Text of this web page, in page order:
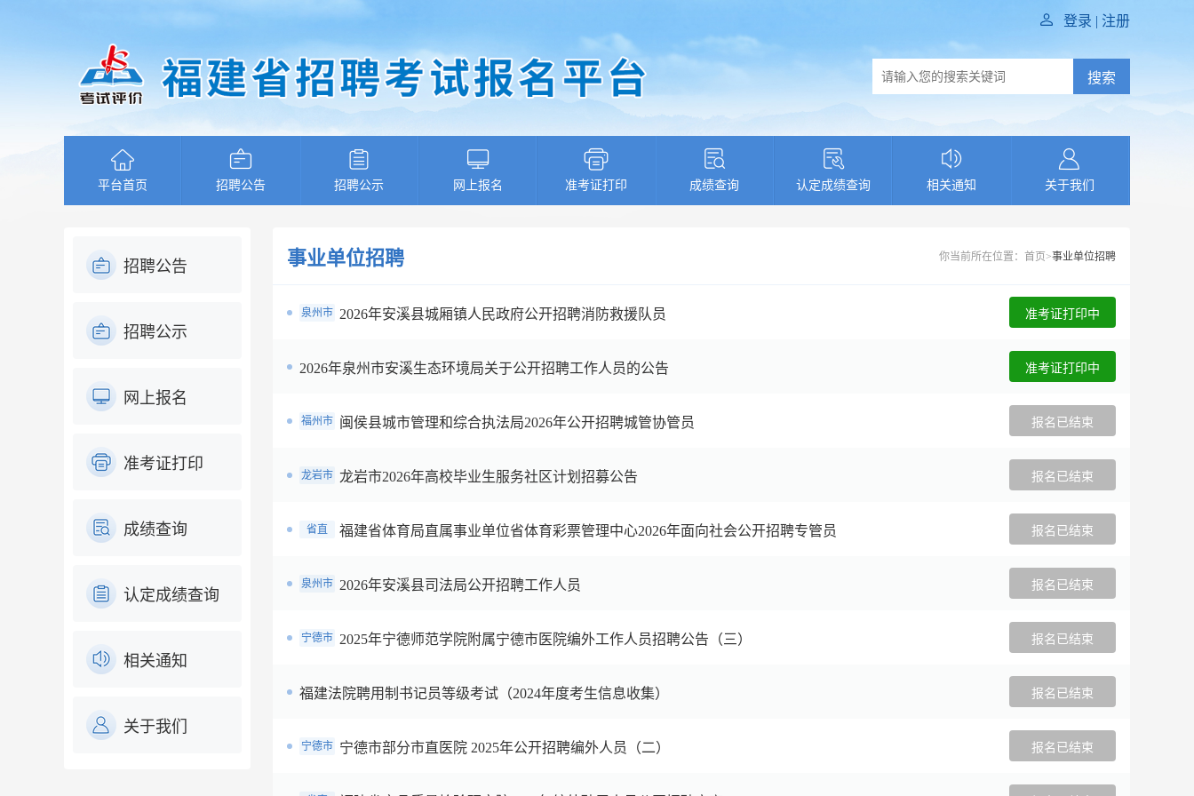
登录 | 注册
搜索
平台首页 招聘公告 招聘公示 网上报名 准考证打印 成绩查询 认定成绩查询 相关通知 关于我们
招聘公告
招聘公示
网上报名
准考证打印
成绩查询
认定成绩查询
相关通知
关于我们
事业单位招聘 你当前所在位置： 首页 >事业单位招聘
泉州市 2026年安溪县城厢镇人民政府公开招聘消防救援队员 准考证打印中
2026年泉州市安溪生态环境局关于公开招聘工作人员的公告 准考证打印中
福州市 闽侯县城市管理和综合执法局2026年公开招聘城管协管员 报名已结束
龙岩市 龙岩市2026年高校毕业生服务社区计划招募公告 报名已结束
省直 福建省体育局直属事业单位省体育彩票管理中心2026年面向社会公开招聘专管员 报名已结束
泉州市 2026年安溪县司法局公开招聘工作人员 报名已结束
宁德市 2025年宁德师范学院附属宁德市医院编外工作人员招聘公告（三） 报名已结束
福建法院聘用制书记员等级考试（2024年度考生信息收集） 报名已结束
宁德市 宁德市部分市直医院 2025年公开招聘编外人员（二） 报名已结束